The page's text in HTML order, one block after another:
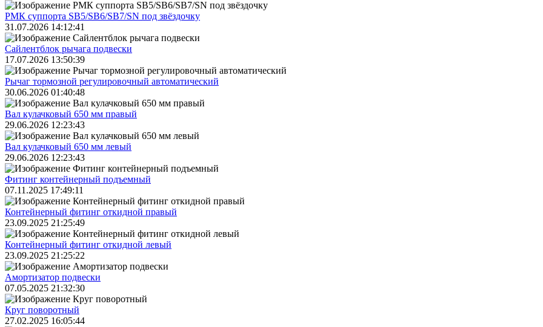
РМК суппорта SB5/SB6/SB7/SN под звёздочку
31.07.2026 14:12:41
Сайлентблок рычага подвески
17.07.2026 13:50:39
Рычаг тормозной регулировочный автоматический
30.06.2026 01:40:48
Вал кулачковый 650 мм правый
29.06.2026 12:23:43
Вал кулачковый 650 мм левый
29.06.2026 12:23:43
Фитинг контейнерный подъемный
07.11.2025 17:49:11
Контейнерный фитинг откидной правый
23.09.2025 21:25:49
Контейнерный фитинг откидной левый
23.09.2025 21:25:22
Амортизатор подвески
07.05.2025 21:32:30
Круг поворотный
27.02.2025 16:05:44